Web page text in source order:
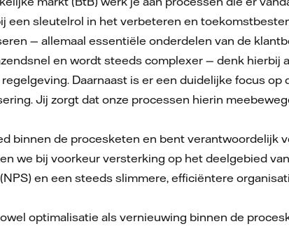
een sleutelrol in het verbeteren en
— allemaal essentiële onderdelen van de
en wordt steeds complexer — denk hierbij
Daarnaast is er een duidelijke focus
Jij zorgt dat onze processen hierin
binnen de procesketen en bent verantwoordelijk
we bij voorkeur versterking op het deelgebied
en een steeds slimmere, efficiëntere
optimalisatie als vernieuwing binnen de